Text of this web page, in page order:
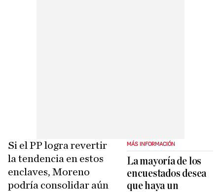
MÁS INFORMACIÓN
La mayoría de los
encuestados desea
que haya un
Si el PP logra revertir
la tendencia en estos
enclaves, Moreno
podría consolidar aún